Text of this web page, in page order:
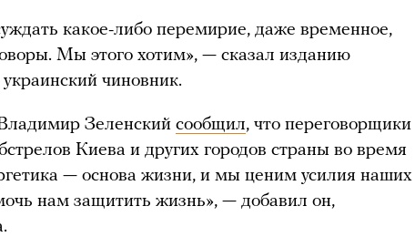
какое-либо перемирие, даже временное,
Мы этого хотим», — сказал изданию
чиновник.
Зеленский сообщил, что переговорщики
Киева и других городов страны во время
— основа жизни, и мы ценим усилия наших
нам защитить жизнь», — добавил он,